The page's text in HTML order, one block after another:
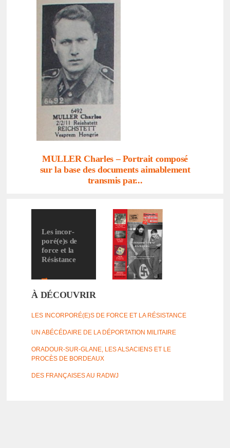
MULLER Charles – Portrait composé
sur la base des docu­ments aima­ble­ment
trans­mis par...
Les incor­
poré(e)s de
force et la
Résis­tance
LE MAGAZINE
À DÉCOUVRIR
LES INCOR­PORÉ(E)S DE FORCE ET LA RÉSIS­TANCE
UN ABÉCÉ­DAIRE DE LA DÉPOR­TA­TION MILI­TAIRE
ORADOUR-SUR-GLANE, LES ALSA­CIENS ET LE
PROCÈS DE BORDEAUX
DES FRANÇAISES AU RADWJ